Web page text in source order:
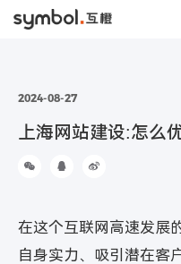
2024-08-27
上海网站建设:怎么
在这个互联网高速发展
自身实力、吸引潜在客